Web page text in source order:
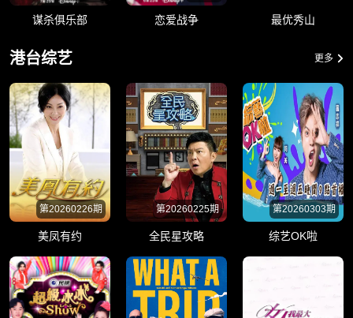
谋杀俱乐部 恋爱战争 最优秀山
港台综艺 更多
第20260226期
美凤有约
第20260225期
全民星攻略
第20260303期
综艺OK啦